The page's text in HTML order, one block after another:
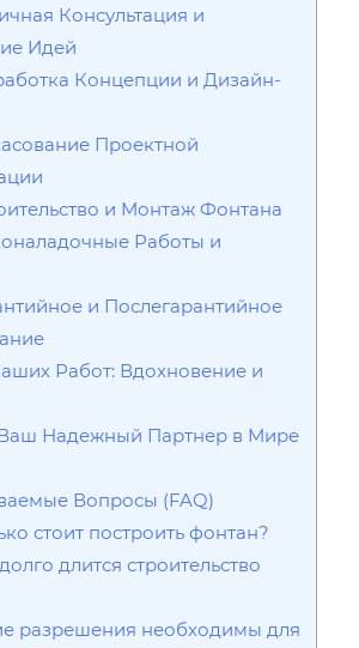
Консультация и
Идей
Концепции и Дизайн-
Проектной
и Монтаж Фонтана
Работы и
и Послегарантийное
Работ: Вдохновение и
Надежный Партнер в Мире
Вопросы (FAQ)
стоит построить фонтан?
длится строительство
разрешения необходимы для